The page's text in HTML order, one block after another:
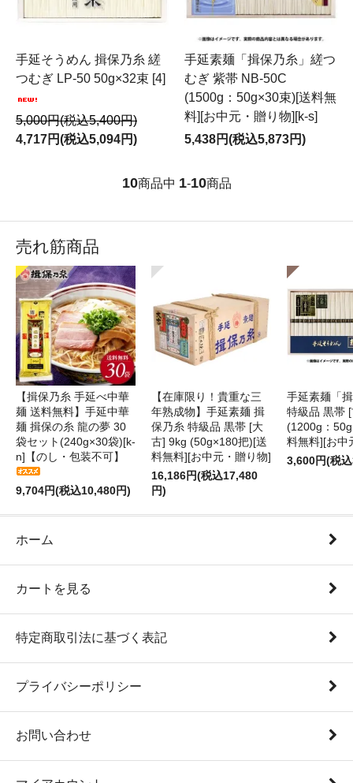
手延そうめん 揖保乃糸 縒
つむぎ LP-50 50g×32束 [4]
5,000円(税込5,400円)
4,717円(税込5,094円)
手延素麺「揖保乃糸」縒つ
むぎ 紫帯 NB-50C
(1500g：50g×30束)[送料無
料][お中元・贈り物][k-s]
5,438円(税込5,873円)
10商品中 1-10商品
売れ筋商品
【揖保乃糸 手延べ中華
麺 送料無料】手延中華
麺 揖保の糸 龍の夢 30
袋セット(240g×30袋)[k-
n]【のし・包装不可】
9,704円(税込10,480円)
【在庫限り！貴重な三
年熟成物】手延素麺 揖
保乃糸 特級品 黒帯 [大
古] 9kg (50g×180把)[送
料無料][お中元・贈り物]
16,186円(税込17,480
円)
手延素麺「
特級品 黒帯
(1200g：
料無料][お中
3,600円(税
ホーム
カートを見る
特定商取引法に基づく表記
プライバシーポリシー
お問い合わせ